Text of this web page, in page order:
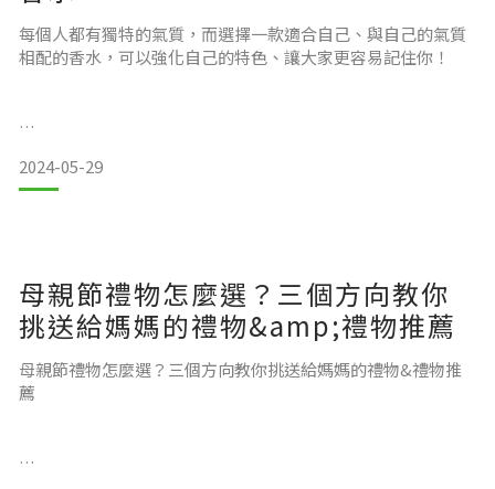
其實記帳沒有想像
未獲取有用資訊：花很多時間看，卻沒有想要的收穫。
每個人都有獨特的氣質，而選擇一款適合自己、與自己的氣質
相配的香水，可以強化自己的特色、讓大家更容易記住你！
可以先想想看自己的人格特質，例如：溫柔、活潑、外向、沈
識，能幫助你找到適合的香水哦！
Groww & Gloww 的 MBTI 推薦香水
2024-05-29
母親節禮物怎麼選？三個方向教你
挑送給媽媽的禮物&amp;禮物推薦
母親節禮物怎麼選？三個方向教你挑送給媽媽的禮物&禮物推
薦